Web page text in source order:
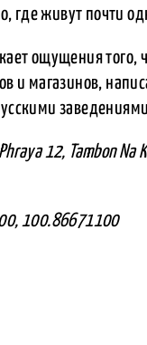
где живут почти
ощущения того,
и магазинов,
12, Tambon
100.86671100